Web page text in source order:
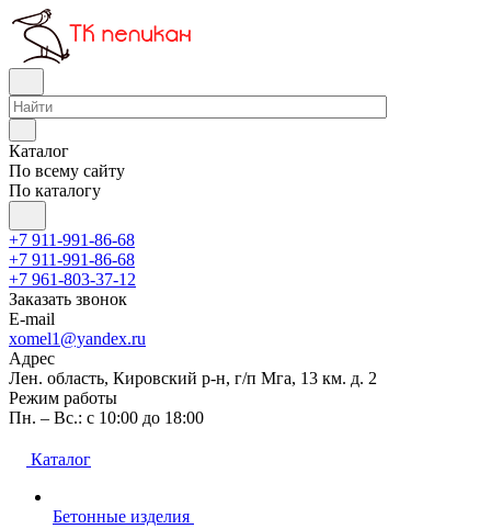
Каталог
По всему сайту
По каталогу
+7 911-991-86-68
+7 911-991-86-68
+7 961-803-37-12
Заказать звонок
E-mail
xomel1@yandex.ru
Адрес
Лен. область, Кировский р-н, г/п Мга, 13 км. д. 2
Режим работы
Пн. – Вс.: с 10:00 до 18:00
Каталог
Бетонные изделия